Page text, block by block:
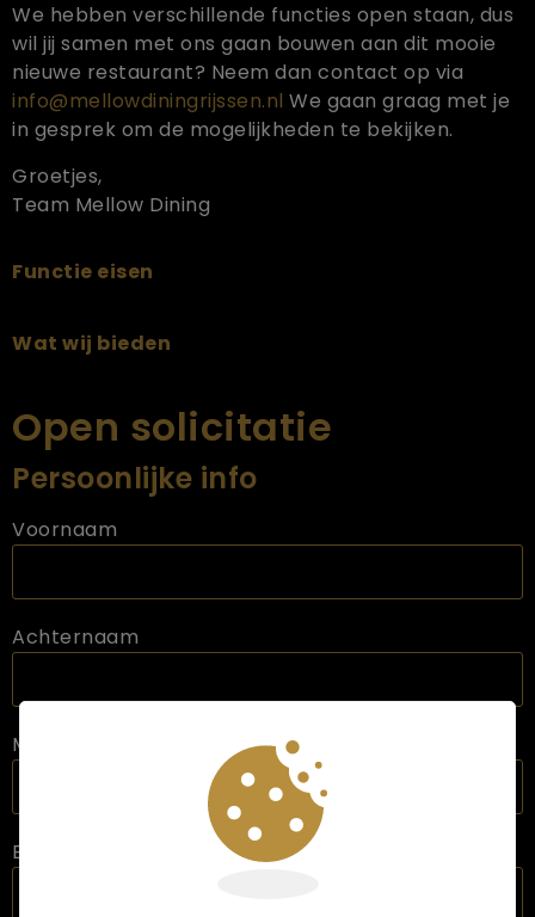
We hebben verschillende functies open staan, dus
wil jij samen met ons gaan bouwen aan dit mooie
nieuwe restaurant? Neem dan contact op via
info@mellowdiningrijssen.nl We gaan graag met je
in gesprek om de mogelijkheden te bekijken.
Groetjes,
Team Mellow Dining
Functie eisen
Wat wij bieden
Open solicitatie
Persoonlijke info
Voornaam
Achternaam
Mobiel nummer
E-mail